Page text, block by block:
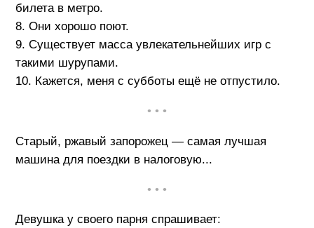
билета в метро.
8. Они хорошо поют.
9. Существует масса увлекательнейших игр с
такими шурупами.
10. Кажется, меня с субботы ещё не отпустило.
• • •
Старый, ржавый запорожец — самая лучшая
машина для поездки в налоговую...
• • •
Девушка у своего парня спрашивает: